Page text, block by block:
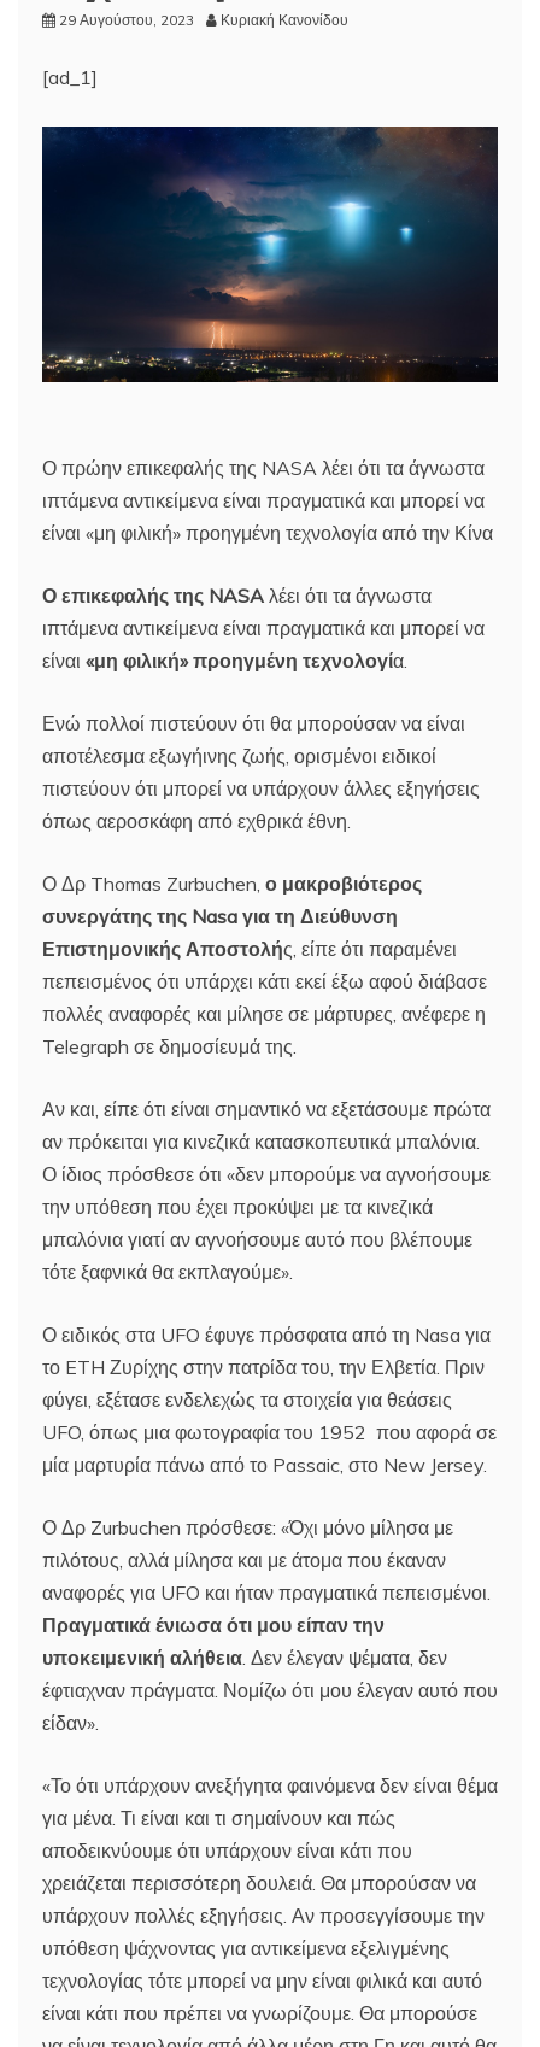
29 Αυγούστου, 2023 Κυριακή Κανονίδου
[ad_1]
Ο πρώην επικεφαλής της NASA λέει ότι τα άγνωστα
ιπτάμενα αντικείμενα είναι πραγματικά και μπορεί να
είναι «μη φιλική» προηγμένη τεχνολογία από την Κίνα
Ο επικεφαλής της NASA λέει ότι τα άγνωστα
ιπτάμενα αντικείμενα είναι πραγματικά και μπορεί να
είναι «μη φιλική» προηγμένη τεχνολογία.
Ενώ πολλοί πιστεύουν ότι θα μπορούσαν να είναι
αποτέλεσμα εξωγήινης ζωής, ορισμένοι ειδικοί
πιστεύουν ότι μπορεί να υπάρχουν άλλες εξηγήσεις
όπως αεροσκάφη από εχθρικά έθνη.
Ο Δρ Thomas Zurbuchen, ο μακροβιότερος
συνεργάτης της Nasa για τη Διεύθυνση
Επιστημονικής Αποστολής, είπε ότι παραμένει
πεπεισμένος ότι υπάρχει κάτι εκεί έξω αφού διάβασε
πολλές αναφορές και μίλησε σε μάρτυρες, ανέφερε η
Telegraph σε δημοσίευμά της.
Αν και, είπε ότι είναι σημαντικό να εξετάσουμε πρώτα
αν πρόκειται για κινεζικά κατασκοπευτικά μπαλόνια.
Ο ίδιος πρόσθεσε ότι «δεν μπορούμε να αγνοήσουμε
την υπόθεση που έχει προκύψει με τα κινεζικά
μπαλόνια γιατί αν αγνοήσουμε αυτό που βλέπουμε
τότε ξαφνικά θα εκπλαγούμε».
Ο ειδικός στα UFO έφυγε πρόσφατα από τη Nasa για
το ETH Ζυρίχης στην πατρίδα του, την Ελβετία. Πριν
φύγει, εξέτασε ενδελεχώς τα στοιχεία για θεάσεις
UFO, όπως μια φωτογραφία του 1952 που αφορά σε
μία μαρτυρία πάνω από το Passaic, στο New Jersey.
Ο Δρ Zurbuchen πρόσθεσε: «Όχι μόνο μίλησα με
πιλότους, αλλά μίλησα και με άτομα που έκαναν
αναφορές για UFO και ήταν πραγματικά πεπεισμένοι.
Πραγματικά ένιωσα ότι μου είπαν την
υποκειμενική αλήθεια. Δεν έλεγαν ψέματα, δεν
έφτιαχναν πράγματα. Νομίζω ότι μου έλεγαν αυτό που
είδαν».
«Το ότι υπάρχουν ανεξήγητα φαινόμενα δεν είναι θέμα
για μένα. Τι είναι και τι σημαίνουν και πώς
αποδεικνύουμε ότι υπάρχουν είναι κάτι που
χρειάζεται περισσότερη δουλειά. Θα μπορούσαν να
υπάρχουν πολλές εξηγήσεις. Αν προσεγγίσουμε την
υπόθεση ψάχνοντας για αντικείμενα εξελιγμένης
τεχνολογίας τότε μπορεί να μην είναι φιλικά και αυτό
είναι κάτι που πρέπει να γνωρίζουμε. Θα μπορούσε